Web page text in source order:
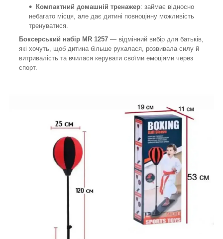
Компактний домашній тренажер: займає відносно
небагато місця, але дає дитині повноцінну можливість
тренуватися.
Боксерський набір MR 1257 — відмінний вибір для батьків,
які хочуть, щоб дитина більше рухалася, розвивала силу й
витривалість та вчилася керувати своїми емоціями через
спорт.